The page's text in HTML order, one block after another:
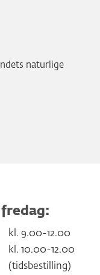
naturlige
kl. 9.00-12.00
kl. 10.00-12.00
(tidsbestilling)